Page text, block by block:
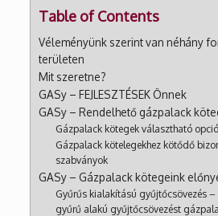
Table of Contents
Véleményünk szerint van néhány
területen
Mit szeretne?
GASy – FEJLESZTÉSEK Önnek
GASy – Rendelhető gázpalack
Gázpalack kötegek választható
Gázpalack kötelegekhez kötődő
szabványok
GASy – Gázpalack kötegeink
Gyűrűs kialakítású gyűjtőcsövezés –
gyűrű alakú gyűjtőcsövezést